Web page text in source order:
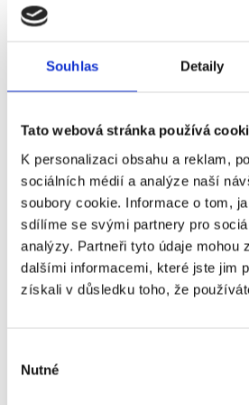
Souhlas Detaily
Tato webová stránka používá
K personalizaci obsahu a reklam,
sociálních médií a analýze naší
soubory cookie. Informace o tom,
sdílíme se svými partnery pro
analýzy. Partneři tyto údaje mohou
dalšími informacemi, které jste jim
získali v důsledku toho, že
souhlasu
Nutné
SLAM
Příplatky za vstupenky vyšší
Název
Australian Open -
Australian Open -